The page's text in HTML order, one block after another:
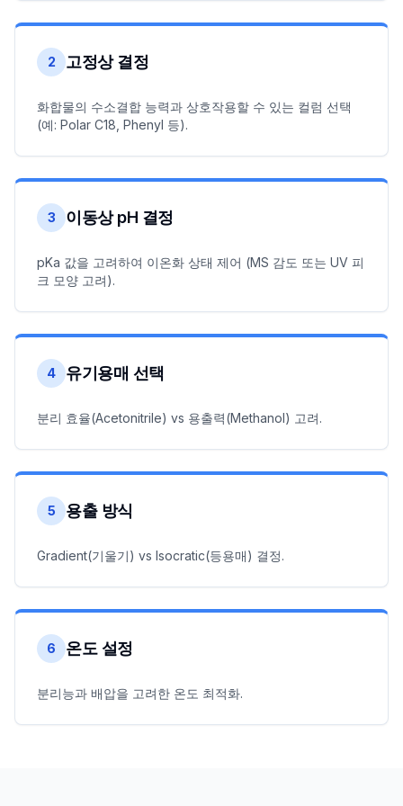
2 고정상 결정
화합물의 수소결합 능력과 상호작용할 수 있는 컬럼 선택
(예: Polar C18, Phenyl 등).
3 이동상 pH 결정
pKa 값을 고려하여 이온화 상태 제어 (MS 감도 또는 UV 피
크 모양 고려).
4 유기용매 선택
분리 효율(Acetonitrile) vs 용출력(Methanol) 고려.
5 용출 방식
Gradient(기울기) vs Isocratic(등용매) 결정.
6 온도 설정
분리능과 배압을 고려한 온도 최적화.